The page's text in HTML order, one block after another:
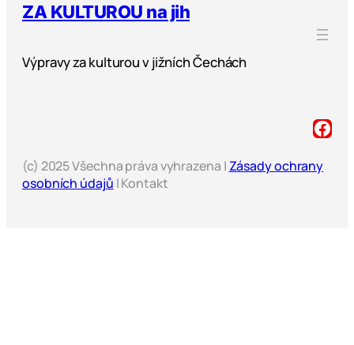
ZA KULTUROU na jih
Výpravy za kulturou v jižních Čechách
(c) 2025 Všechna práva vyhrazena | Zásady ochrany
osobních údajů | Kontakt